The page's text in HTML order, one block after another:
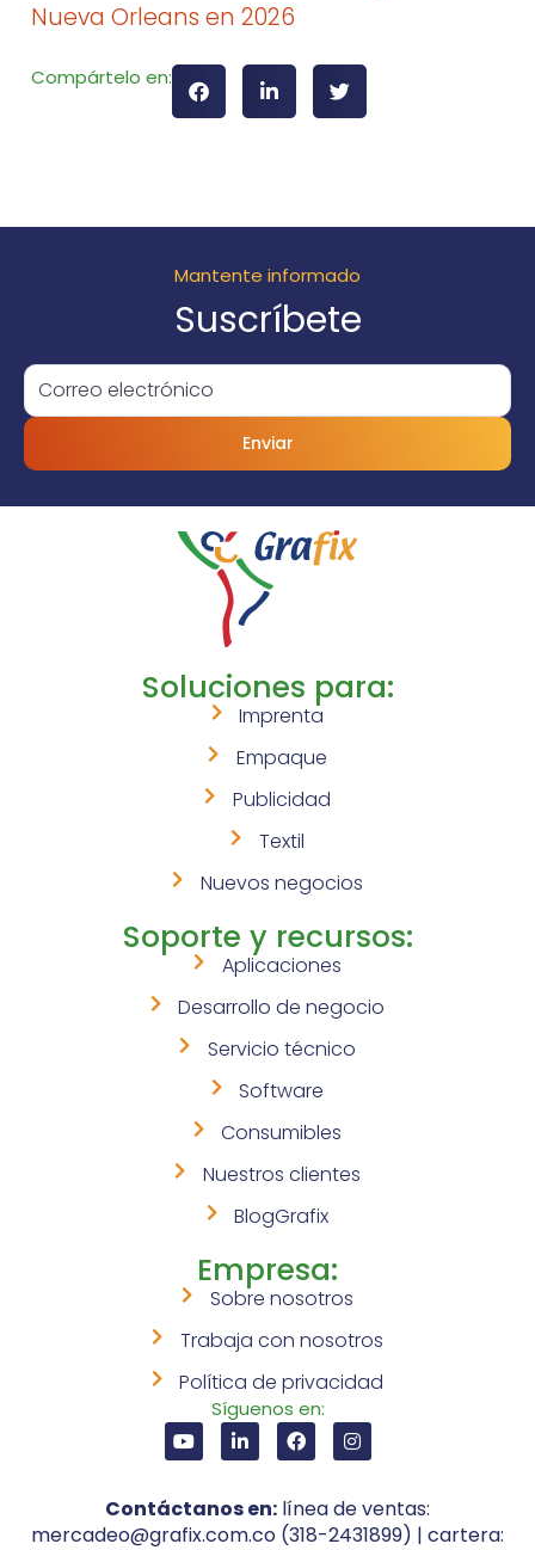
Nueva Orleans en 2026
Compártelo en:
Mantente informado
Suscríbete
Enviar
Soluciones para:
Imprenta
Empaque
Publicidad
Textil
Nuevos negocios
Soporte y recursos:
Aplicaciones
Desarrollo de negocio
Servicio técnico
Software
Consumibles
Nuestros clientes
BlogGrafix
Empresa:
Sobre nosotros
Trabaja con nosotros
Política de privacidad
Síguenos en:
Contáctanos en: línea de ventas:
mercadeo@grafix.com.co (318-2431899) | cartera: